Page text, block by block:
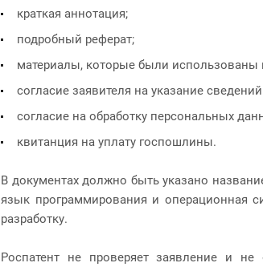
краткая аннотация;
подробный реферат;
материалы, которые были
согласие заявителя на указание
согласие на обработку персональных
квитанция на уплату госпошлины.
В документах должно быть указано
язык программирования и операционная
разработку.
Роспатент не проверяет заявление и не